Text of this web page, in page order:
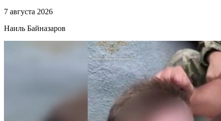
7 августа 2026
Наиль Байназаров